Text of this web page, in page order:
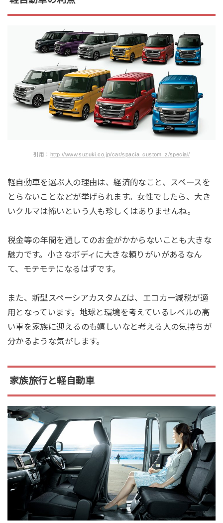
引用： http://www.suzuki.co.jp/car/spacia_custom_z/special/
軽自動車を選ぶ人の理由は、経済的なこと、スペースを
とらないことなどが挙げられます。女性でしたら、大き
いクルマは怖いという人も珍しくはありませんね。
税金等の年間を通してのお金がかからないことも大きな
魅力です。小さなボディに大きな頼りがいがあるなん
て、モテモテになるはずです。
また、新型スペーシアカスタムZは、エコカー減税が適
用となっています。地球と環境を考えているレベルの高
い車を家族に迎えるのも嬉しいなと考える人の気持ちが
分かるような気がします。
家族旅行と軽自動車